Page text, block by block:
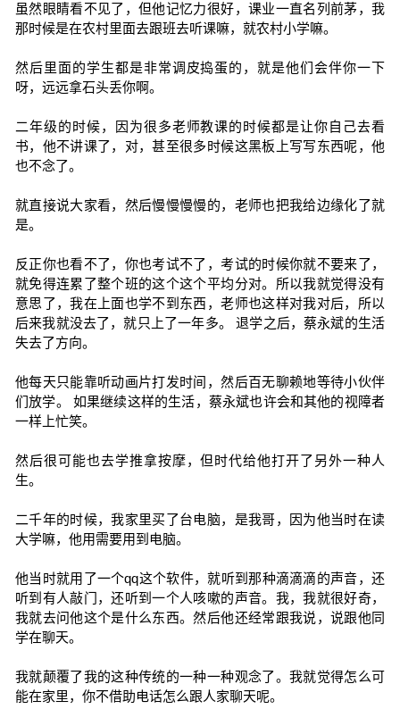
虽然眼睛看不见了，但他记忆力很好，课业一直名列前茅，我
那时候是在农村里面去跟班去听课嘛，就农村小学嘛。
然后里面的学生都是非常调皮捣蛋的，就是他们会伴你一下
呀，远远拿石头丢你啊。
二年级的时候，因为很多老师教课的时候都是让你自己去看
书，他不讲课了，对，甚至很多时候这黑板上写写东西呢，他
也不念了。
就直接说大家看，然后慢慢慢慢的，老师也把我给边缘化了就
是。
反正你也看不了，你也考试不了，考试的时候你就不要来了，
就免得连累了整个班的这个这个平均分对。所以我就觉得没有
意思了，我在上面也学不到东西，老师也这样对我对后，所以
后来我就没去了，就只上了一年多。 退学之后，蔡永斌的生活
失去了方向。
他每天只能靠听动画片打发时间，然后百无聊赖地等待小伙伴
们放学。 如果继续这样的生活，蔡永斌也许会和其他的视障者
一样上忙笑。
然后很可能也去学推拿按摩，但时代给他打开了另外一种人
生。
二千年的时候，我家里买了台电脑，是我哥，因为他当时在读
大学嘛，他用需要用到电脑。
他当时就用了一个qq这个软件，就听到那种滴滴滴的声音，还
听到有人敲门，还听到一个人咳嗽的声音。我，我就很好奇，
我就去问他这个是什么东西。然后他还经常跟我说，说跟他同
学在聊天。
我就颠覆了我的这种传统的一种一种观念了。我就觉得怎么可
能在家里，你不借助电话怎么跟人家聊天呢。